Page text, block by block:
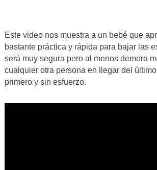
Este video nos muestra a un bebé que
bastante práctica y rápida para bajar las
será muy segura pero al menos demora
cualquier otra persona en llegar del último
primero y sin esfuerzo.